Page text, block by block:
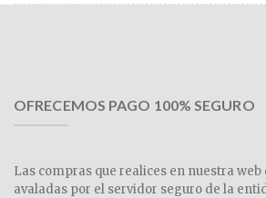
OFRECEMOS PAGO 100% SEGURO
Las compras que realices en nuestra
avaladas por el servidor seguro de la